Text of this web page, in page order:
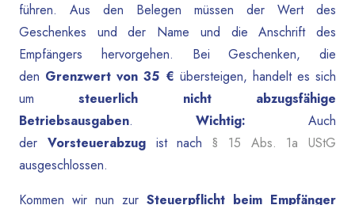
führen. Aus den Belegen müssen der Wert des
Geschenkes und der Name und die Anschrift des
Empfängers hervorgehen. Bei Geschenken, die
den Grenzwert von 35 € übersteigen, handelt es sich
umsteuerlich nicht abzugsfähige
Betriebsausgaben. Wichtig: Auch
der Vorsteuerabzugist nach § 15 Abs. 1a UStG
ausgeschlossen.
Kommen wir nun zur Steuerpflicht beim Empfänger